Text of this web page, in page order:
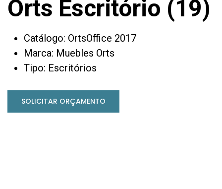
Orts Escritório (19)
Catálogo: OrtsOffice 2017
Marca: Muebles Orts
Tipo: Escritórios
SOLICITAR ORÇAMENTO